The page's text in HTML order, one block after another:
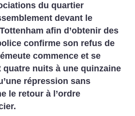
du quartier
devant le
afin d’obtenir des
confirme son refus de
commence et se
quatre nuits à une quinzaine
répression sans
le retour à l’ordre